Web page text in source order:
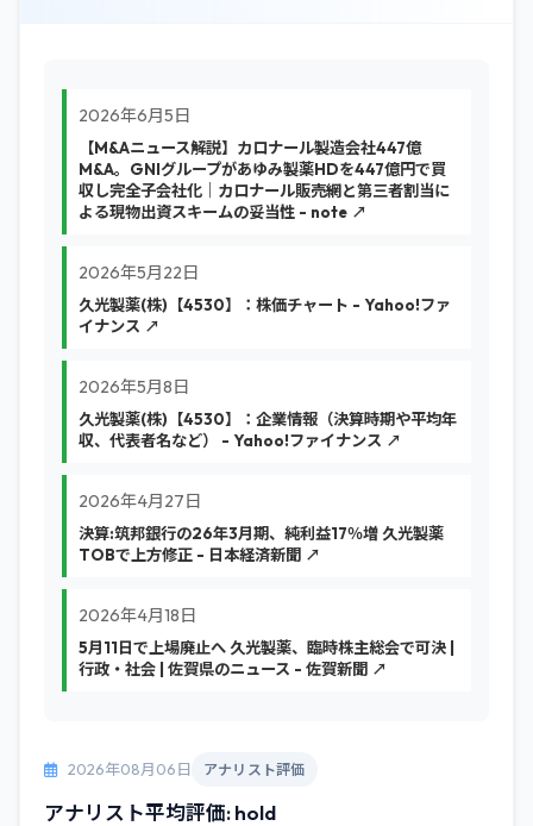
2026年6月5日
【M&Aニュース解説】カロナール製造会社447億
M&A。GNIグループがあゆみ製薬HDを447億円で買
収し完全子会社化｜カロナール販売網と第三者割当に
よる現物出資スキームの妥当性 - note ↗
2026年5月22日
久光製薬(株)【4530】：株価チャート - Yahoo!ファ
イナンス ↗
2026年5月8日
久光製薬(株)【4530】：企業情報（決算時期や平均年
収、代表者名など） - Yahoo!ファイナンス ↗
2026年4月27日
決算:筑邦銀行の26年3月期、純利益17％増 久光製薬
TOBで上方修正 - 日本経済新聞 ↗
2026年4月18日
5月11日で上場廃止へ 久光製薬、臨時株主総会で可決 |
行政・社会 | 佐賀県のニュース - 佐賀新聞 ↗
2026年08月06日 アナリスト評価
アナリスト平均評価: hold